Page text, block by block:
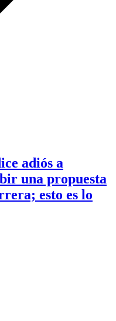
adiós a
una propuesta
esto es lo